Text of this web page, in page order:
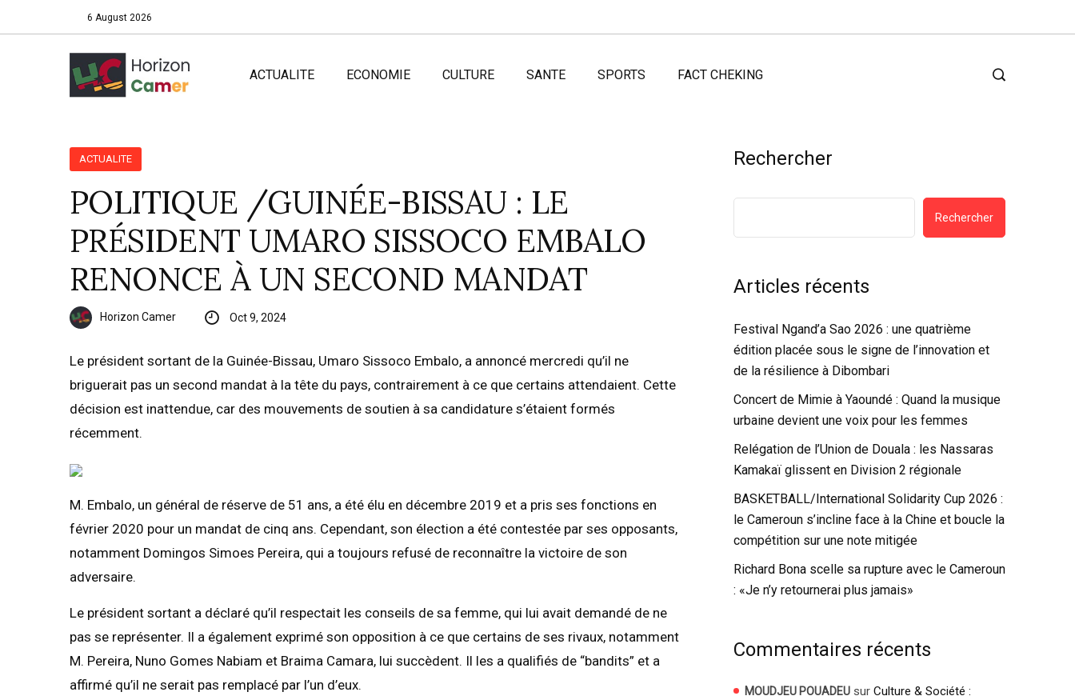
6 August 2026
ACTUALITE ECONOMIE CULTURE SANTE SPORTS FACT CHEKING
ACTUALITE
POLITIQUE /GUINÉE-BISSAU : LE
PRÉSIDENT UMARO SISSOCO EMBALO
RENONCE À UN SECOND MANDAT
Horizon Camer Oct 9, 2024
Le président sortant de la Guinée-Bissau, Umaro Sissoco Embalo, a annoncé mercredi qu’il ne
briguerait pas un second mandat à la tête du pays, contrairement à ce que certains attendaient. Cette
décision est inattendue, car des mouvements de soutien à sa candidature s’étaient formés
récemment.
M. Embalo, un général de réserve de 51 ans, a été élu en décembre 2019 et a pris ses fonctions en
février 2020 pour un mandat de cinq ans. Cependant, son élection a été contestée par ses opposants,
notamment Domingos Simoes Pereira, qui a toujours refusé de reconnaître la victoire de son
adversaire.
Le président sortant a déclaré qu’il respectait les conseils de sa femme, qui lui avait demandé de ne
pas se représenter. Il a également exprimé son opposition à ce que certains de ses rivaux, notamment
M. Pereira, Nuno Gomes Nabiam et Braima Camara, lui succèdent. Il les a qualifiés de “bandits” et a
affirmé qu’il ne serait pas remplacé par l’un d’eux.
Rechercher
Rechercher
Articles récents
Festival Ngand’a Sao 2026 : une quatrième
édition placée sous le signe de l’innovation et
de la résilience à Dibombari
Concert de Mimie à Yaoundé : Quand la musique
urbaine devient une voix pour les femmes
Relégation de l’Union de Douala : les Nassaras
Kamakaï glissent en Division 2 régionale
BASKETBALL/International Solidarity Cup 2026 :
le Cameroun s’incline face à la Chine et boucle la
compétition sur une note mitigée
Richard Bona scelle sa rupture avec le Cameroun
: «Je n’y retournerai plus jamais»
Commentaires récents
MOUDJEU POUADEU sur Culture & Société :